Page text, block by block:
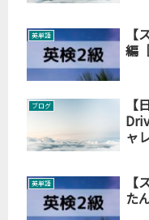
英単語
編
ブログ
ャ
英単語
た